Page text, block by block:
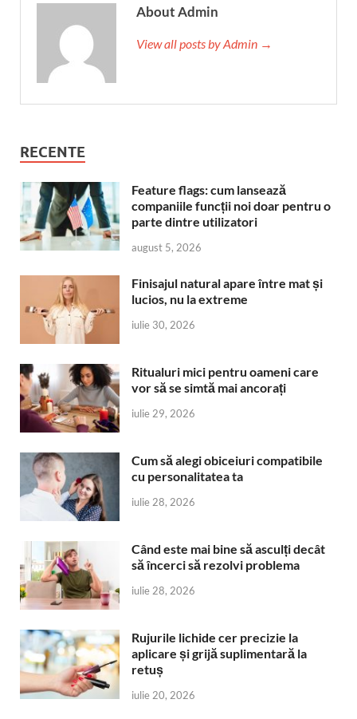
About Admin
View all posts by Admin →
RECENTE
Feature flags: cum lansează
companiile funcții noi doar pentru o
parte dintre utilizatori
august 5, 2026
Finisajul natural apare între mat și
lucios, nu la extreme
iulie 30, 2026
Ritualuri mici pentru oameni care
vor să se simtă mai ancorați
iulie 29, 2026
Cum să alegi obiceiuri compatibile
cu personalitatea ta
iulie 28, 2026
Când este mai bine să asculți decât
să încerci să rezolvi problema
iulie 28, 2026
Rujurile lichide cer precizie la
aplicare și grijă suplimentară la
retuș
iulie 20, 2026